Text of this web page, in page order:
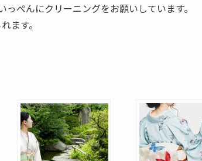
ぺんにクリーニングをお願いしています。
ます。